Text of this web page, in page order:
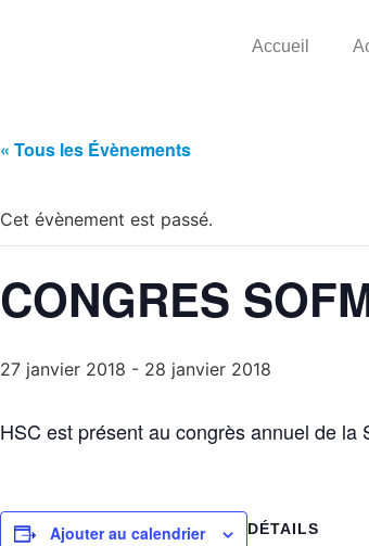
Accueil
« Tous les Évènements
Cet évènement est passé.
CONGRES
27 janvier 2018 - 28 janvier 2018
HSC est présent au congrès annuel de
Ajouter au calendrier DÉTAILS